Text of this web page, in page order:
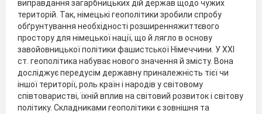
виправдання загарбницьких дій держав щодо чужих
територій. Так, німецькі геополітики зробили спробу
обґрунтування необхідності розширенняжиттєвого
простору для німецької нації, що й лягло в основу
завойовницької політики фашистської Німеччини. У XXI
ст. геополітика набуває нового значення й змісту. Вона
досліджує передусім державну приналежність тієї чи
іншої території, роль країн і народів у світовому
співтоваристві, їхній вплив на світовий розвиток і світову
політику. Складниками геополітики є зовнішня та